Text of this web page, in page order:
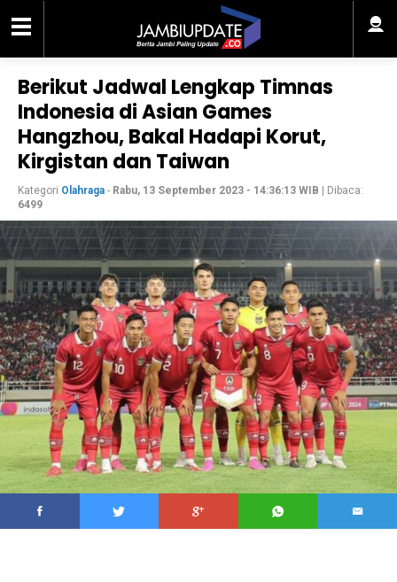
Berikut Jadwal Lengkap Timnas
Indonesia di Asian Games
Hangzhou, Bakal Hadapi Korut,
Kirgistan dan Taiwan
Kategori Olahraga - Rabu, 13 September 2023 - 14:36:13 WIB | Dibaca:
6499